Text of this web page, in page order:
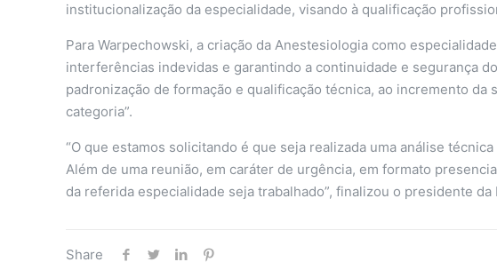
institucionalização da especialidade, visando à qualificação
Para Warpechowski, a criação da Anestesiologia como
interferências indevidas e garantindo a continuidade e segurança
padronização de formação e qualificação técnica, ao incremento
categoria”.
“O que estamos solicitando é que seja realizada uma análise
Além de uma reunião, em caráter de urgência, em formato
da referida especialidade seja trabalhado”, finalizou o presidente da
Share